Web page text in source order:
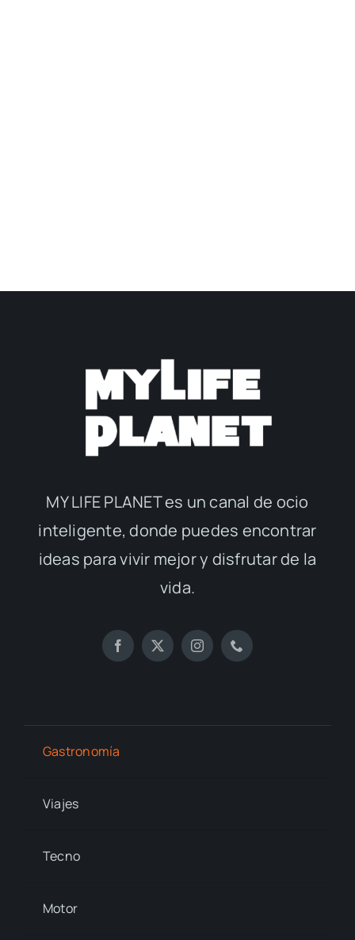
MY LIFE PLANET es un canal de ocio
inteligente, donde puedes encontrar
ideas para vivir mejor y disfrutar de la
vida.
Gastronomía
Viajes
Tecno
Motor